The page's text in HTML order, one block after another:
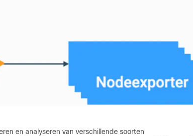
en analyseren van verschillende soorten